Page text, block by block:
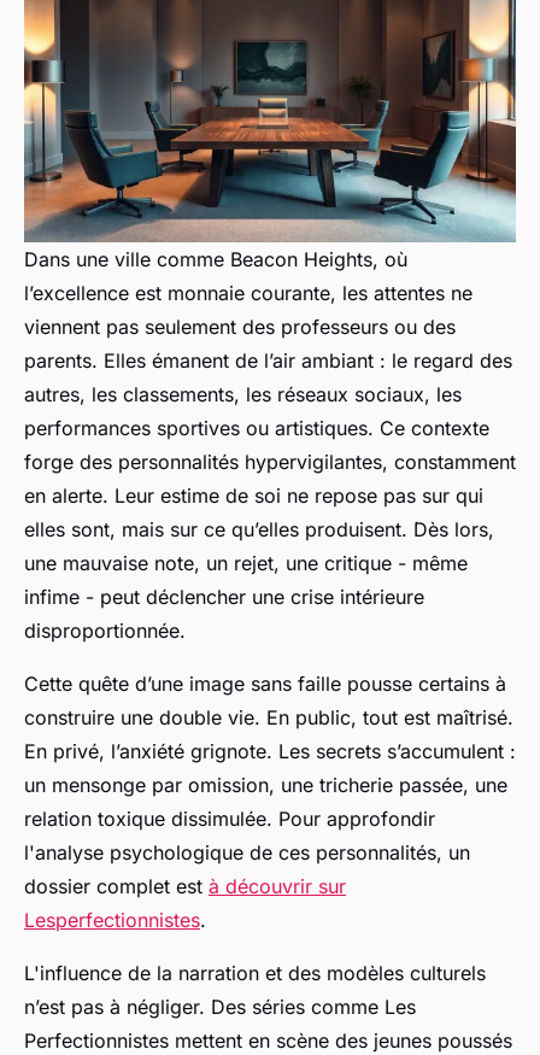
Dans une ville comme Beacon Heights, où
l’excellence est monnaie courante, les attentes ne
viennent pas seulement des professeurs ou des
parents. Elles émanent de l’air ambiant : le regard des
autres, les classements, les réseaux sociaux, les
performances sportives ou artistiques. Ce contexte
forge des personnalités hypervigilantes, constamment
en alerte. Leur estime de soi ne repose pas sur qui
elles sont, mais sur ce qu’elles produisent. Dès lors,
une mauvaise note, un rejet, une critique - même
infime - peut déclencher une crise intérieure
disproportionnée.
Cette quête d’une image sans faille pousse certains à
construire une double vie. En public, tout est maîtrisé.
En privé, l’anxiété grignote. Les secrets s’accumulent :
un mensonge par omission, une tricherie passée, une
relation toxique dissimulée. Pour approfondir
l'analyse psychologique de ces personnalités, un
dossier complet est à découvrir sur
Lesperfectionnistes.
L'influence de la narration et des modèles culturels
n’est pas à négliger. Des séries comme Les
Perfectionnistes mettent en scène des jeunes poussés